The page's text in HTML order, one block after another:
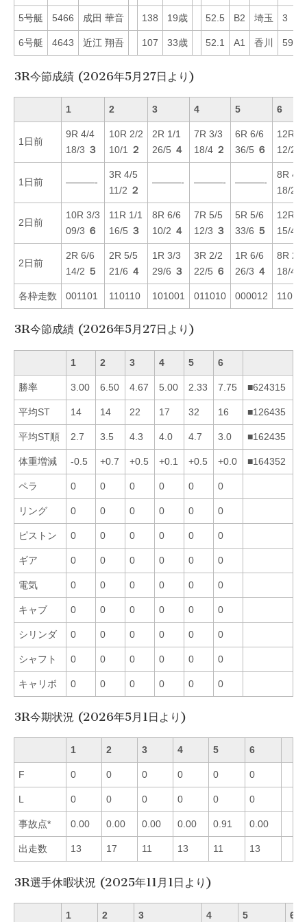
5号艇 5466 成田 華音 138 19歳 52.5 B2 埼玉 3
6号艇 4643 近江 翔吾 107 33歳 52.1 A1 香川 59
3R今節成績 (2026年5月27日より)
1 2 3 4 5 6
1日前
9R 4/4
18/3 ３
10R 2/2
10/1
２
2R 1/1
26/5 ４
7R 3/3
18/4 ２
6R 6/6
36/5 ６
12R
12/2
1日前 ———-
3R 4/5
11/2 ２
———- ———- ———-
8R 4/4
18/2
2日前
10R 3/3
09/3 ６
11R 1/1
16/5 ３
8R 6/6
10/2 ４
7R 5/5
12/3 ３
5R 5/6
33/6 ５
12R
15/4
2日前
2R 6/6
14/2 ５
2R 5/5
21/6 ４
1R 3/3
29/6 ３
3R 2/2
22/5 ６
1R 6/6
26/3 ４
8R 2/3
18/4
各枠走数 001101 110110 101001 011010 000012
3R今節成績 (2026年5月27日より)
1 2 3 4 5 6
勝率 3.00 6.50 4.67 5.00 2.33 7.75 ■624315
平均ST 14 14 22 17 32 16 ■126435
平均ST順 2.7 3.5 4.3 4.0 4.7 3.0 ■162435
体重増減 -0.5 +0.7 +0.5 +0.1 +0.5 +0.0 ■164352
ペラ 0 0 0 0 0 0
リング 0 0 0 0 0 0
ピストン 0 0 0 0 0 0
ギア 0 0 0 0 0 0
電気 0 0 0 0 0 0
キャブ 0 0 0 0 0 0
シリンダ 0 0 0 0 0 0
シャフト 0 0 0 0 0 0
キャリボ 0 0 0 0 0 0
3R今期状況 (2026年5月1日より)
1 2 3 4 5 6
F 0 0 0 0 0 0
L 0 0 0 0 0 0
事故点* 0.00 0.00 0.00 0.00 0.91 0.00
出走数 13 17 11 13 11 13
3R選手休暇状況 (2025年11月1日より)
1 2 3 4 5 6